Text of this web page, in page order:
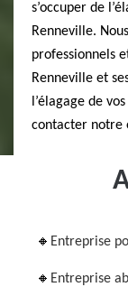
s’occuper de
Renneville.
professionnels
Renneville et
l’élagage de
contacter notre
Entreprise
Entreprise